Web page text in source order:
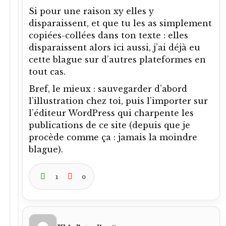
Si pour une raison xy elles y
disparaissent, et que tu les as simplement
copiées-collées dans ton texte : elles
disparaissent alors ici aussi, j’ai déjà eu
cette blague sur d’autres plateformes en
tout cas.
Bref, le mieux : sauvegarder d’abord
l’illustration chez toi, puis l’importer sur
l’éditeur WordPress qui charpente les
publications de ce site (depuis que je
procède comme ça : jamais la moindre
blague).
1 0